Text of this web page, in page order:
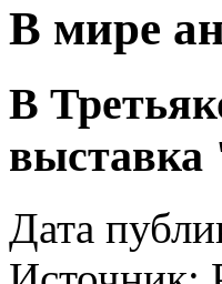
В мире
В
выставка
Дата